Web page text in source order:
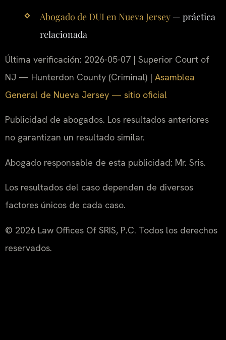
Abogado de DUI en Nueva Jersey— práctica
relacionada
Última verificación: 2026-05-07 | Superior Court of
NJ — Hunterdon County (Criminal) | Asamblea
General de Nueva Jersey — sitio oficial
Publicidad de abogados. Los resultados anteriores
no garantizan un resultado similar.
Abogado responsable de esta publicidad: Mr. Sris.
Los resultados del caso dependen de diversos
factores únicos de cada caso.
© 2026 Law Offices Of SRIS, P.C. Todos los derechos
reservados.